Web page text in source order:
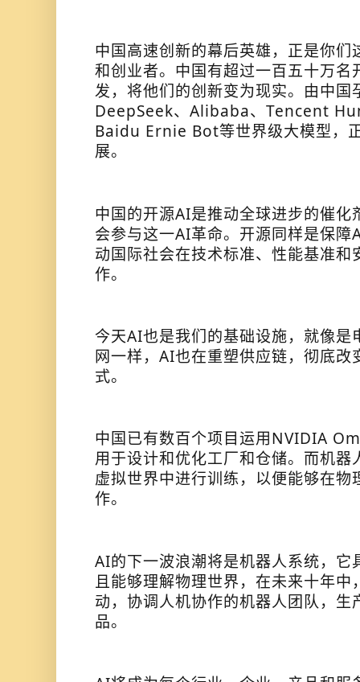
中国高速创新的幕后英雄，正是你
和创业者。中国有超过一百五十万
发，将他们的创新变为现实。由中国
DeepSeek、Alibaba、Tencent
Baidu Ernie Bot等世界级大模型，
展。
中国的开源AI是推动全球进步的催
会参与这一AI革命。开源同样是保
动国际社会在技术标准、性能基准和
作。
今天AI也是我们的基础设施，就像是
网一样，AI也在重塑供应链，彻底改
式。
中国已有数百个项目运用NVIDIA
用于设计和优化工厂和仓储。而机
虚拟世界中进行训练，以便能够在物
作。
AI的下一波浪潮将是机器人系统，它
且能够理解物理世界，在未来十年
动，协调人机协作的机器人团队，
品。